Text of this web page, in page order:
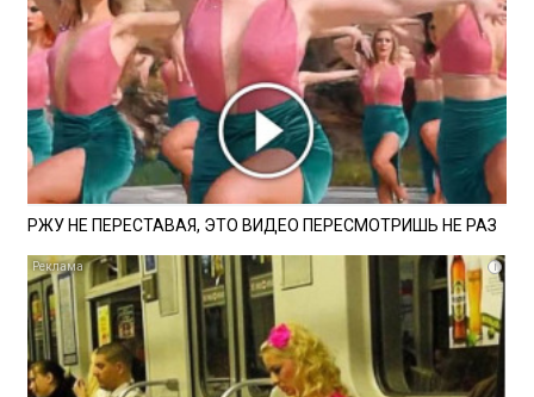
РЖУ НЕ ПЕРЕСТАВАЯ, ЭТО ВИДЕО ПЕРЕСМОТРИШЬ НЕ РАЗ
i